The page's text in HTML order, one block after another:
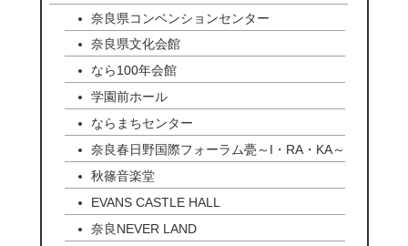
奈良県コンベンションセンター
奈良県文化会館
なら100年会館
学園前ホール
ならまちセンター
奈良春日野国際フォーラム甍～I・RA・KA～
秋篠音楽堂
EVANS CASTLE HALL
奈良NEVER LAND